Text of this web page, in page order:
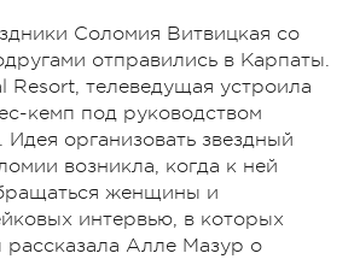
Соломия Витвицкая со
отправились в Карпаты.
Resort, телеведущая устроила
кемп под руководством
Идея организовать звездный
возникла, когда к ней
женщины и
интервью, в которых
рассказала Алле Мазур о